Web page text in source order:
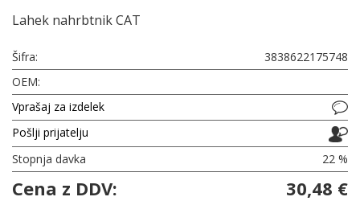
Lahek nahrbtnik CAT
Šifra:
3838622175748
OEM:
Vprašaj za izdelek
Pošlji prijatelju
Stopnja davka
22 %
Cena z DDV: 30,48 €